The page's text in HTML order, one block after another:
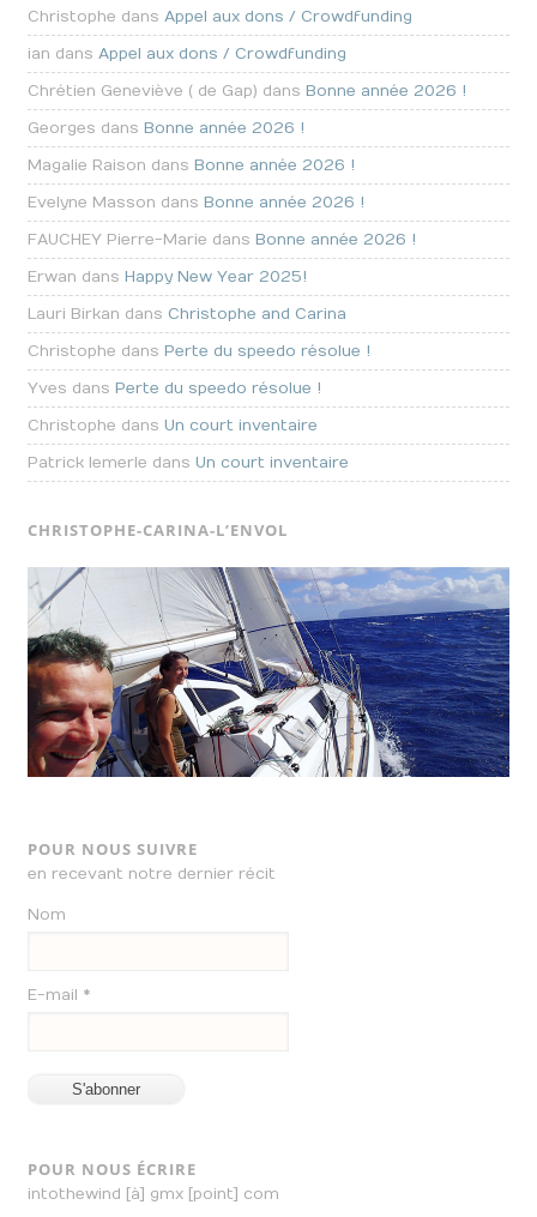
Christophe dansAppel aux dons / Crowdfunding
ian dansAppel aux dons / Crowdfunding
Chrétien Geneviève ( de Gap) dansBonne année 2026 !
Georges dansBonne année 2026 !
Magalie Raison dansBonne année 2026 !
Evelyne Masson dansBonne année 2026 !
FAUCHEY Pierre-Marie dansBonne année 2026 !
Erwan dansHappy New Year 2025!
Lauri Birkan dans Christophe and Carina
Christophe dansPerte du speedo résolue !
Yves dansPerte du speedo résolue !
Christophe dansUn court inventaire
Patrick lemerle dansUn court inventaire
CHRISTOPHE-CARINA-L’ENVOL
POUR NOUS SUIVRE
en recevant notre dernier récit
Nom
E-mail *
POUR NOUS ÉCRIRE
intothewind [à] gmx [point] com